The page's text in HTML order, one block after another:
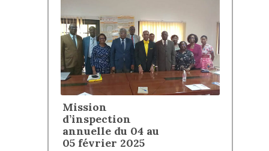
Mission
d’inspection
annuelle du 04 au
05 février 2025